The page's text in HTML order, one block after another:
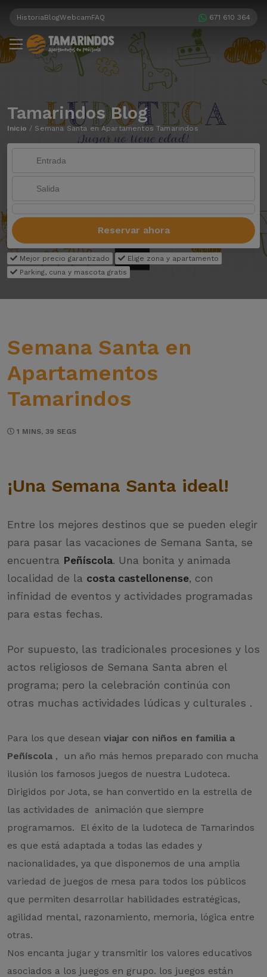
HistoriaBlogWebcamFAQ 671 610 364
Tamarindos Blog
Inicio / Semana Santa en Apartamentos Tamarindos
Reservar ahora
Mejor precio garantizado
Elige zona y apartamento
Parking, cuna y mascota gratis
Semana Santa en
Apartamentos
Tamarindos
1 MINS, 39 SEGS
¡Una Semana Santa ideal!
Entre los mejores destinos que se pueden elegir
para pasar las vacaciones de Semana Santa, se
encuentra Peñíscola. Una bonita y animada
localidad de la costa castellonense, con
infinidad de eventos y actividades programadas
para estas fechas.
Por supuesto, las tradicionales procesiones y los
actos religiosos de Semana Santa abren el
programa; pero la celebración continúa con
otras muchas actividades lúdicas y culturales .
Para los que desean viajar con niños en familia a
Peñíscola , un año más hemos preparado con mucha
ilusión los famosos juegos de nuestra Ludoteca.
Dirigidos por Jota, se han convertido en la estrella de
las actividades de animación que siempre
programamos. El éxito de la ludoteca de Tamarindos
es que está adaptada a todas las edades y
nacionalidades, ya que disponemos de una amplia
variedad de juegos de mesa para todos los públicos
que permiten desarrollar habilidades estratégicas,
agilidad mental, razonamiento, memoria, lógica entre
otras.
Nos encanta jugar y transmitir los valores educativos
asociados a los juegos en grupo. los juegos están